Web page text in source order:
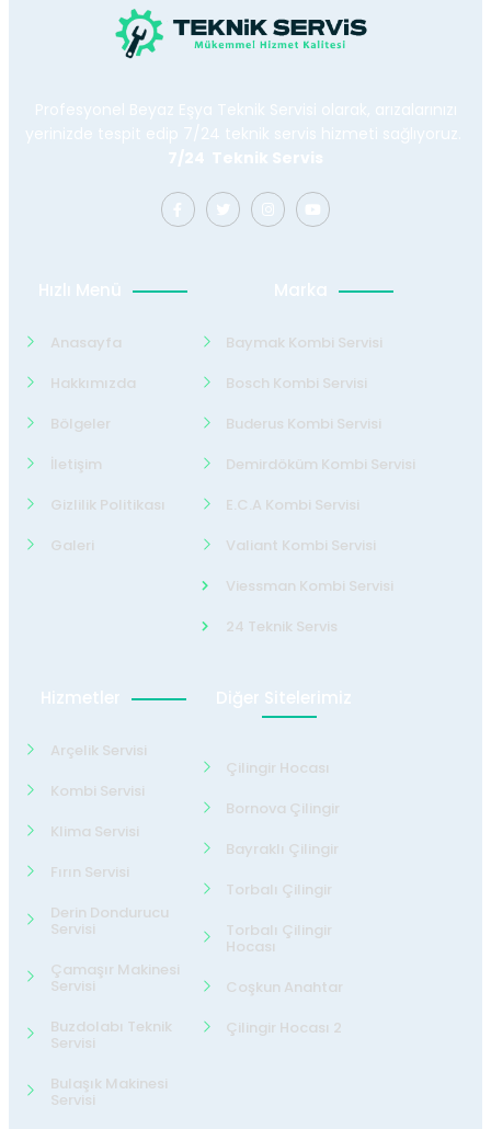
Profesyonel Beyaz Eşya Teknik Servisi olarak, arızalarınızı
yerinizde tespit edip 7/24 teknik servis hizmeti sağlıyoruz.
7/24 Teknik Servis
Hızlı Menü
Anasayfa
Hakkımızda
Bölgeler
İletişim
Gizlilik Politikası
Galeri
Marka
Baymak Kombi Servisi
Bosch Kombi Servisi
Buderus Kombi Servisi
Demirdöküm Kombi Servisi
E.C.A Kombi Servisi
Valiant Kombi Servisi
Viessman Kombi Servisi
24 Teknik Servis
Hizmetler
Arçelik Servisi
Kombi Servisi
Klima Servisi
Fırın Servisi
Derin Dondurucu
Servisi
Çamaşır Makinesi
Servisi
Buzdolabı Teknik
Servisi
Bulaşık Makinesi
Servisi
Diğer Sitelerimiz
Çilingir Hocası
Bornova Çilingir
Bayraklı Çilingir
Torbalı Çilingir
Torbalı Çilingir
Hocası
Coşkun Anahtar
Çilingir Hocası 2